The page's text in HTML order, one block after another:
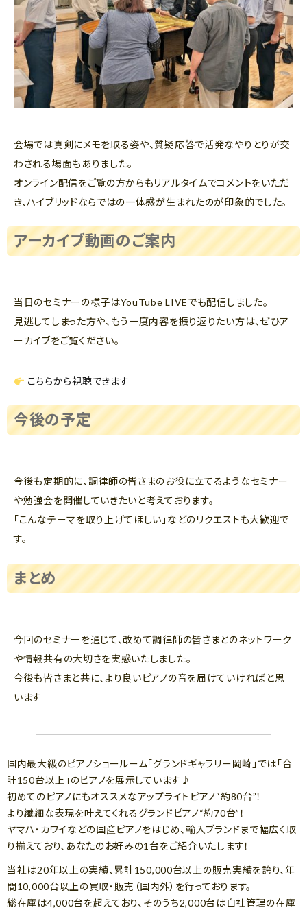
会場では真剣にメモを取る姿や、質疑応答で活発なやりとりが交
わされる場面もありました。
オンライン配信をご覧の方からもリアルタイムでコメントをいただ
き、ハイブリッドならではの一体感が生まれたのが印象的でした。
アーカイブ動画のご案内
当日のセミナーの様子はYouTube LIVEでも配信しました。
見逃してしまった方や、もう一度内容を振り返りたい方は、ぜひア
ーカイブをご覧ください。
こちらから視聴できます
今後の予定
今後も定期的に、調律師の皆さまのお役に立てるようなセミナー
や勉強会を開催していきたいと考えております。
「こんなテーマを取り上げてほしい」などのリクエストも大歓迎で
す。
まとめ
今回のセミナーを通じて、改めて調律師の皆さまとのネットワーク
や情報共有の大切さを実感いたしました。
今後も皆さまと共に、より良いピアノの音を届けていければと思
います
国内最大級のピアノショールーム「グランドギャラリー岡崎」では「合
計150台以上」のピアノを展示しています♪
初めてのピアノにもオススメなアップライトピアノ“約80台”！
より繊細な表現を叶えてくれるグランドピアノ“約70台”！
ヤマハ・カワイなどの国産ピアノをはじめ、輸入ブランドまで幅広く取
り揃えており、あなたのお好みの1台をご紹介いたします！
当社は20年以上の実績、累計150,000台以上の販売実績を誇り、年
間10,000台以上の買取・販売（国内外）を行っております。
総在庫は4,000台を超えており、そのうち2,000台は自社管理の在庫